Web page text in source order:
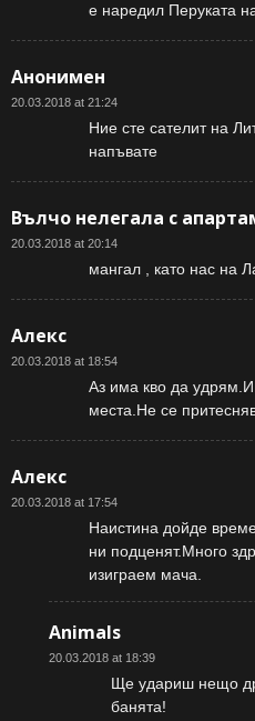
е наредил Перуката
Анонимен
20.03.2018 at 21:24
Ние сте сателит на
напъвате
Вълчо нелегала с
20.03.2018 at 20:14
мангал , като нас на
Алекс
20.03.2018 at 18:54
Аз има кво да
места.Не се
Алекс
20.03.2018 at 17:54
Наистина дойде
ни подценят.Много
изиграем мача.
Animals
20.03.2018 at 18:39
Ще удариш нещо
банята!